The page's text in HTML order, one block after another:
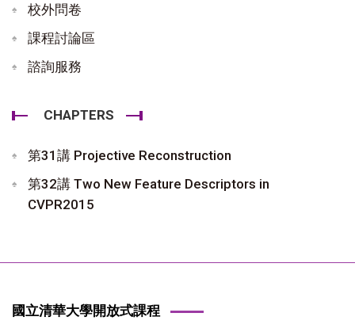
校外問卷
課程討論區
諮詢服務
CHAPTERS
第31講 Projective Reconstruction
第32講 Two New Feature Descriptors in
CVPR2015
國立清華大學開放式課程